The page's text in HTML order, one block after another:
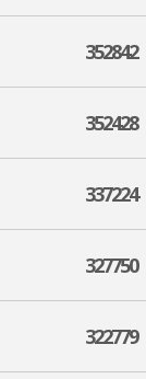
352842
352428
337224
327750
322779